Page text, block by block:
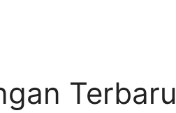
Terbaru